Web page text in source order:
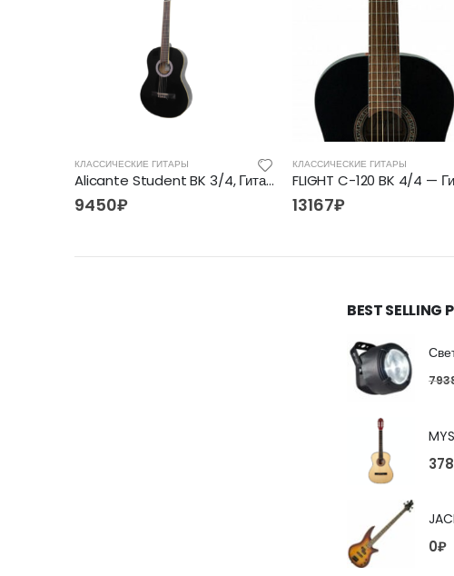
КЛАССИЧЕСКИЕ ГИТАРЫ
Alicante Student BK 3/4, Гитара классическая
9450₽
КЛАССИЧЕСКИЕ ГИТАРЫ
13167₽
BEST SELLING
0₽